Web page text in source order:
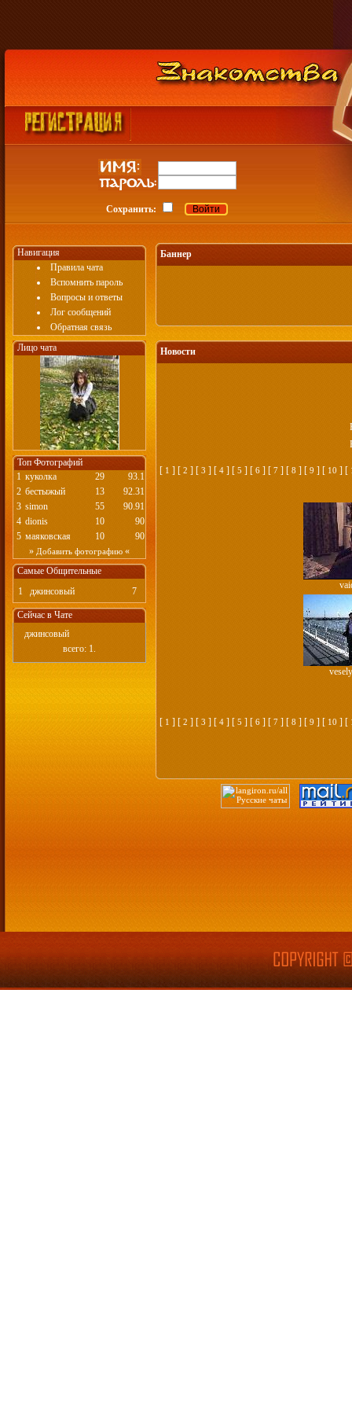
Сохранить:
Навигация
Правила чата
Вспомнить пароль
Вопросы и ответы
Лог сообщений
Обратная связь
Лицо чата
Топ Фотографий
1 куколка 29
93.1
2 бестыжый 13
92.31
3 simon 55
90.91
4 dionis 10
90
5 маяковская 10
90
» Добавить фотографию «
Самые Общительные
1
джинсовый 7
Сейчас в Чате
джинсовый
всего: 1.
Баннер
Новости
[ 1 ] [ 2 ] [ 3 ] [ 4 ] [ 5 ] [ 6 ] [ 7 ] [ 8 ] [ 9 ] [ 10 ] [
[ 1 ] [ 2 ] [ 3 ] [ 4 ] [ 5 ] [ 6 ] [ 7 ] [ 8 ] [ 9 ] [ 10 ] [